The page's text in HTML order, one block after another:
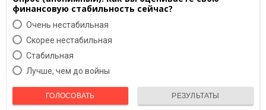
финансовую стабильность сейчас?
Очень нестабильная
Скорее нестабильная
Cтабильная
Лучше, чем до войны
ГОЛОСОВАТЬ РЕЗУЛЬТАТЫ